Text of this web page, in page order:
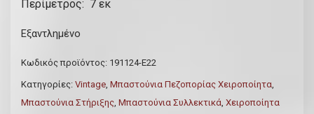
Περίμετρος: 7 εκ
Εξαντλημένο
Κωδικός προϊόντος: 191124-Ε22
Κατηγορίες: Vintage Μπαστούνια Πεζοπορίας Χειροποίητα
Μπαστούνια Στήριξης Μπαστούνια Συλλεκτικά Χειροποίητα